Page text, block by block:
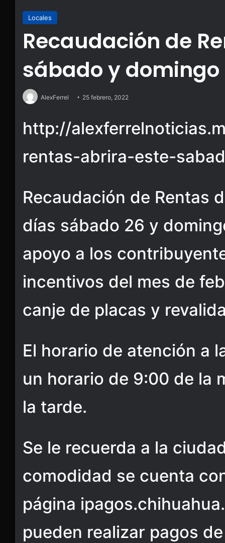
Locales
Recaudación de
sábado y domingo
AlexFerrel 25 febrero, 2022
http://
rentas-abrira-este-
Recaudación de Rentas
días sábado 26 y
apoyo a los
incentivos del mes de
canje de placas y
El horario de atención a
un horario de 9:00 de la
la tarde.
Se le recuerda a la
comodidad se cuenta
página
pueden realizar pagos